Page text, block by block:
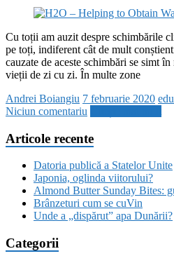
Cu toții am auzit despre schimbările
pe toți, indiferent cât de mult
cauzate de aceste schimbări se simt
vieții de zi cu zi. În multe zone
Andrei Boiangiu 7 februarie 2020
Niciun comentariu
Articole recente
Datoria publică a Statelor Unite
Japonia, oglinda viitorului?
Almond Butter Sunday Bites:
Brânzeturi cum se cuVin
Unde a „dispărut” apa Dunării?
Categorii